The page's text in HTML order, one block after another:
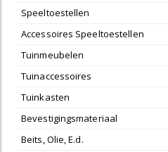
Speeltoestellen
Accessoires Speeltoestellen
Tuinmeubelen
Tuinaccessoires
Tuinkasten
Bevestigingsmateriaal
Beits, Olie, E.d.